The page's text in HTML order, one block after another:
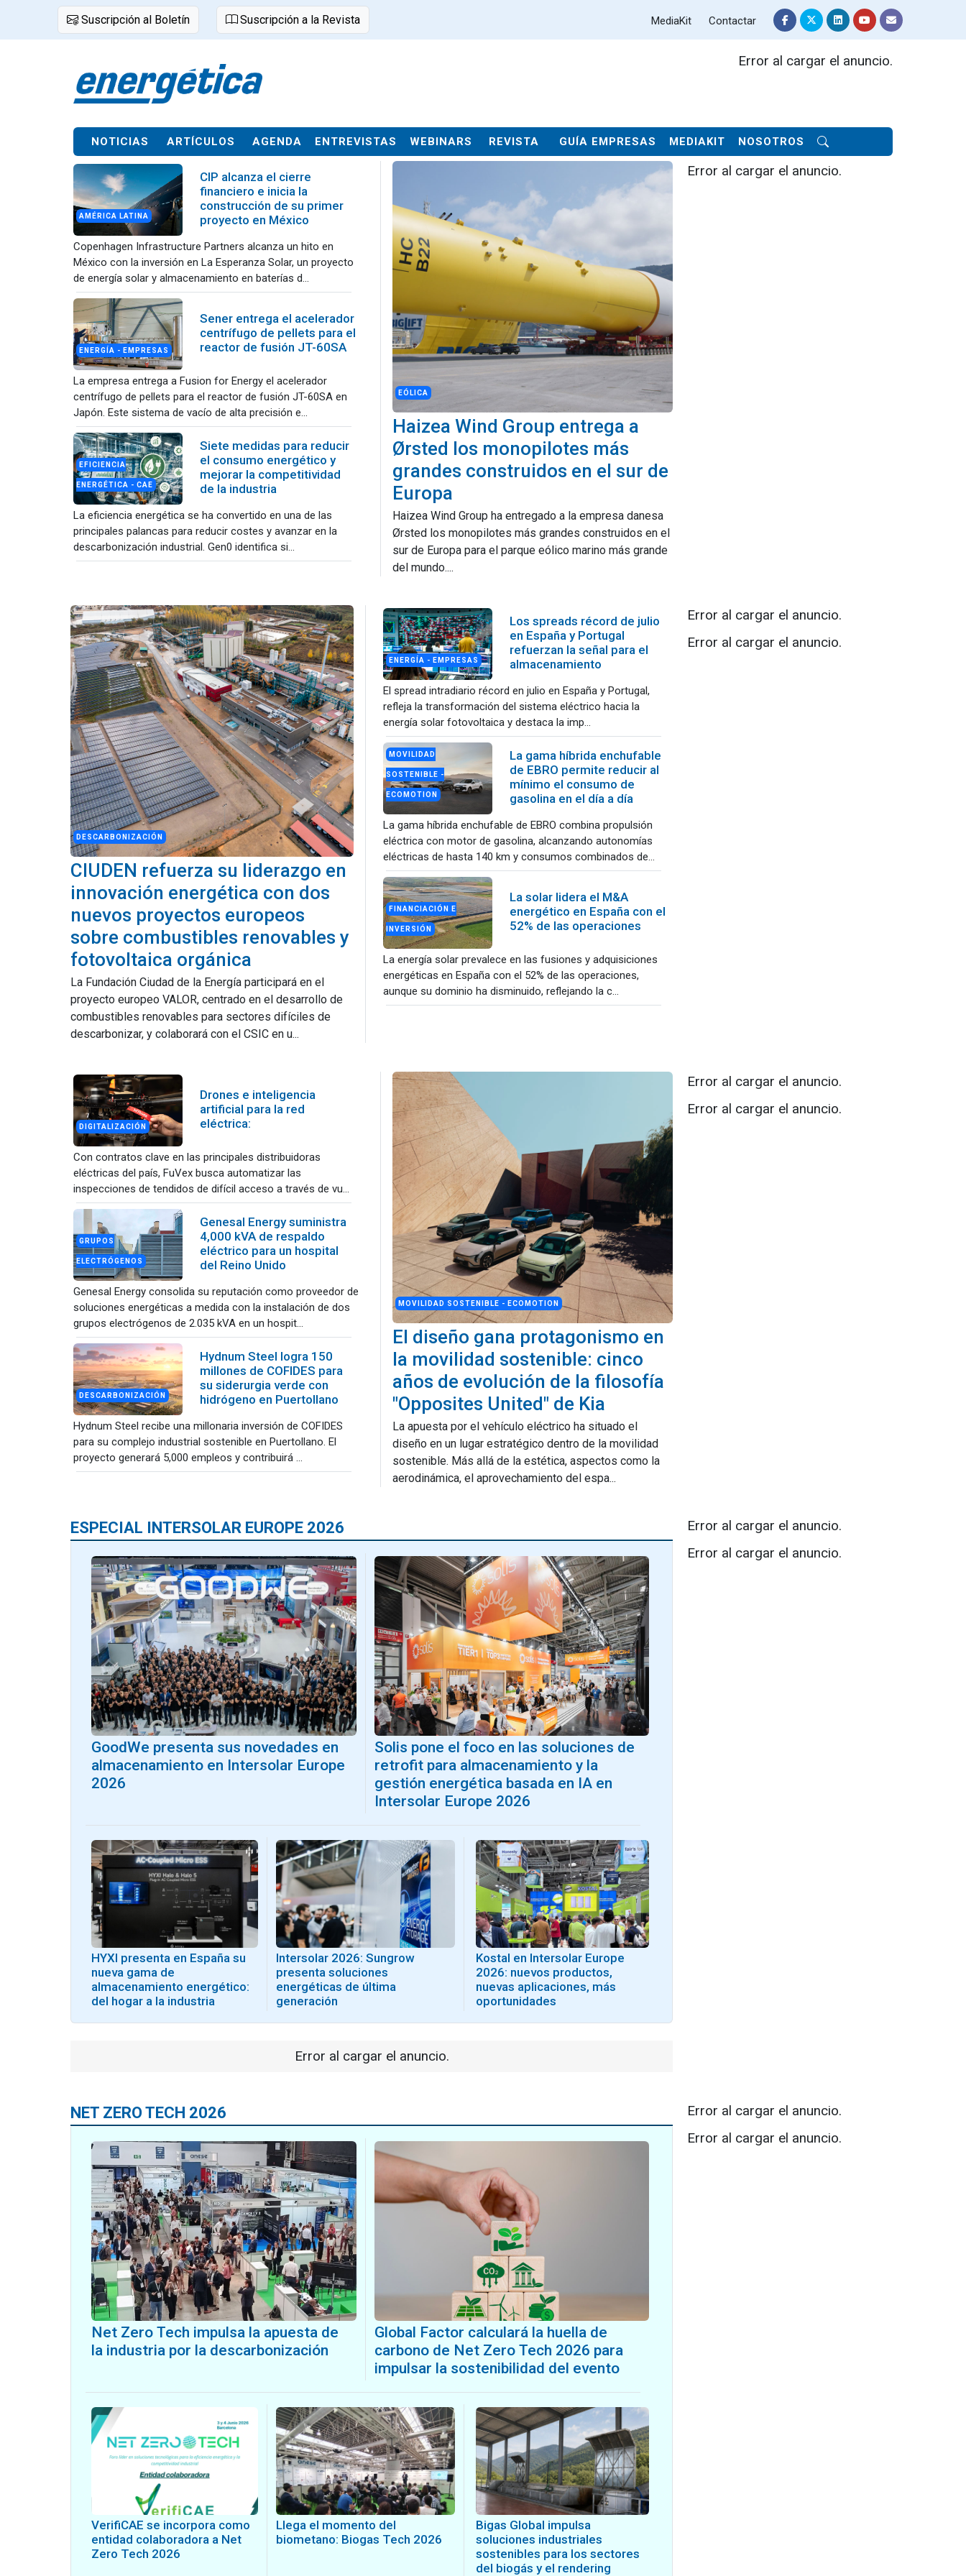
Suscripción al Boletín Suscripción a la Revista MediaKit Contactar
Error al cargar el anuncio.
NOTICIAS ARTÍCULOS AGENDA ENTREVISTAS WEBINARS REVISTA GUÍA EMPRESAS MEDIAKIT NOSOTROS
AMÉRICA LATINA
CIP alcanza el cierre
financiero e inicia la
construcción de su primer
proyecto en México
Copenhagen Infrastructure Partners alcanza un hito en
México con la inversión en La Esperanza Solar, un proyecto
de energía solar y almacenamiento en baterías d...
ENERGÍA - EMPRESAS
Sener entrega el acelerador
centrífugo de pellets para el
reactor de fusión JT-60SA
La empresa entrega a Fusion for Energy el acelerador
centrífugo de pellets para el reactor de fusión JT-60SA en
Japón. Este sistema de vacío de alta precisión e...
EFICIENCIA
ENERGÉTICA - CAE
Siete medidas para reducir
el consumo energético y
mejorar la competitividad
de la industria
La eficiencia energética se ha convertido en una de las
principales palancas para reducir costes y avanzar en la
descarbonización industrial. Gen0 identifica si...
EÓLICA
Haizea Wind Group entrega a
Ørsted los monopilotes más
grandes construidos en el sur de
Europa
Haizea Wind Group ha entregado a la empresa danesa
Ørsted los monopilotes más grandes construidos en el
sur de Europa para el parque eólico marino más grande
del mundo....
Error al cargar el anuncio.
DESCARBONIZACIÓN
CIUDEN refuerza su liderazgo en
innovación energética con dos
nuevos proyectos europeos
sobre combustibles renovables y
fotovoltaica orgánica
La Fundación Ciudad de la Energía participará en el
proyecto europeo VALOR, centrado en el desarrollo de
combustibles renovables para sectores difíciles de
descarbonizar, y colaborará con el CSIC en u...
ENERGÍA - EMPRESAS
Los spreads récord de julio
en España y Portugal
refuerzan la señal para el
almacenamiento
El spread intradiario récord en julio en España y Portugal,
refleja la transformación del sistema eléctrico hacia la
energía solar fotovoltaica y destaca la imp...
MOVILIDAD
SOSTENIBLE -
ECOMOTION
La gama híbrida enchufable
de EBRO permite reducir al
mínimo el consumo de
gasolina en el día a día
La gama híbrida enchufable de EBRO combina propulsión
eléctrica con motor de gasolina, alcanzando autonomías
eléctricas de hasta 140 km y consumos combinados de...
FINANCIACIÓN E
INVERSIÓN
La solar lidera el M&A
energético en España con el
52% de las operaciones
La energía solar prevalece en las fusiones y adquisiciones
energéticas en España con el 52% de las operaciones,
aunque su dominio ha disminuido, reflejando la c...
Error al cargar el anuncio.
Error al cargar el anuncio.
DIGITALIZACIÓN
Drones e inteligencia
artificial para la red
eléctrica:
Con contratos clave en las principales distribuidoras
eléctricas del país, FuVex busca automatizar las
inspecciones de tendidos de difícil acceso a través de vu...
GRUPOS
ELECTRÓGENOS
Genesal Energy suministra
4,000 kVA de respaldo
eléctrico para un hospital
del Reino Unido
Genesal Energy consolida su reputación como proveedor de
soluciones energéticas a medida con la instalación de dos
grupos electrógenos de 2.035 kVA en un hospit...
DESCARBONIZACIÓN
Hydnum Steel logra 150
millones de COFIDES para
su siderurgia verde con
hidrógeno en Puertollano
Hydnum Steel recibe una millonaria inversión de COFIDES
para su complejo industrial sostenible en Puertollano. El
proyecto generará 5,000 empleos y contribuirá ...
MOVILIDAD SOSTENIBLE - ECOMOTION
El diseño gana protagonismo en
la movilidad sostenible: cinco
años de evolución de la filosofía
"Opposites United" de Kia
La apuesta por el vehículo eléctrico ha situado el
diseño en un lugar estratégico dentro de la movilidad
sostenible. Más allá de la estética, aspectos como la
aerodinámica, el aprovechamiento del espa...
Error al cargar el anuncio.
Error al cargar el anuncio.
ESPECIAL INTERSOLAR EUROPE 2026
GoodWe presenta sus novedades en
almacenamiento en Intersolar Europe
2026
Solis pone el foco en las soluciones de
retrofit para almacenamiento y la
gestión energética basada en IA en
Intersolar Europe 2026
HYXI presenta en España su
nueva gama de
almacenamiento energético:
del hogar a la industria
Intersolar 2026: Sungrow
presenta soluciones
energéticas de última
generación
Kostal en Intersolar Europe
2026: nuevos productos,
nuevas aplicaciones, más
oportunidades
Error al cargar el anuncio.
Error al cargar el anuncio.
Error al cargar el anuncio.
NET ZERO TECH 2026
Net Zero Tech impulsa la apuesta de
la industria por la descarbonización
Global Factor calculará la huella de
carbono de Net Zero Tech 2026 para
impulsar la sostenibilidad del evento
VerifiCAE se incorpora como
entidad colaboradora a Net
Zero Tech 2026
Llega el momento del
biometano: Biogas Tech 2026
Bigas Global impulsa
soluciones industriales
sostenibles para los sectores
del biogás y el rendering
Error al cargar el anuncio.
Error al cargar el anuncio.